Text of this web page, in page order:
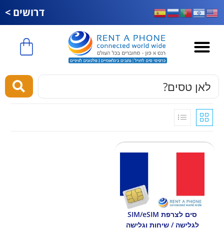
דרושים >
סים לצרפת SIM/eSIM
לגלישה / שיחות וגלישה